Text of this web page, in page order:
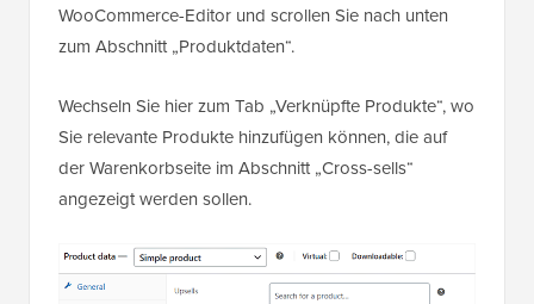
WooCommerce-Editor und scrollen Sie nach unten
zum Abschnitt „Produktdaten“.
Wechseln Sie hier zum Tab „Verknüpfte Produkte“, wo
Sie relevante Produkte hinzufügen können, die auf
der Warenkorbseite im Abschnitt „Cross-sells“
angezeigt werden sollen.